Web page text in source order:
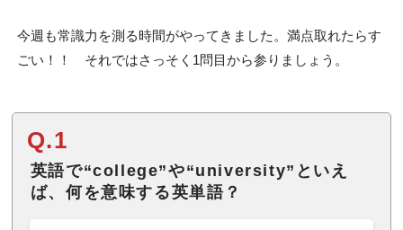
今週も常識力を測る時間がやってきました。満点取れたらす
ごい！！ それではさっそく1問目から参りましょう。
Q.1
英語で“college”や“university”といえ